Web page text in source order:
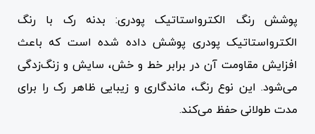
پوشش رنگ الکترواستاتیک پودری: بدنه رک با رنگ
الکترواستاتیک پودری پوشش داده شده است که باعث
افزایش مقاومت آن در برابر خط و خش، سایش و زنگ‌زدگی
می‌شود. این نوع رنگ، ماندگاری و زیبایی ظاهر رک را برای
مدت طولانی حفظ می‌کند.